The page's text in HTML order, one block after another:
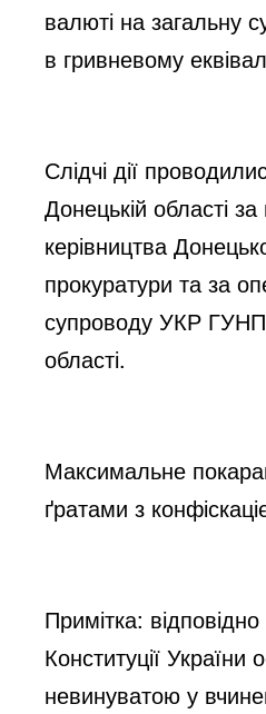
валюті на загальну
в гривневому
Слідчі дії
Донецькій області
керівництва
прокуратури та за
супроводу УКР ГУНП
області.
Максимальне
ґратами з
Примітка:
Конституції України
невинуватою у